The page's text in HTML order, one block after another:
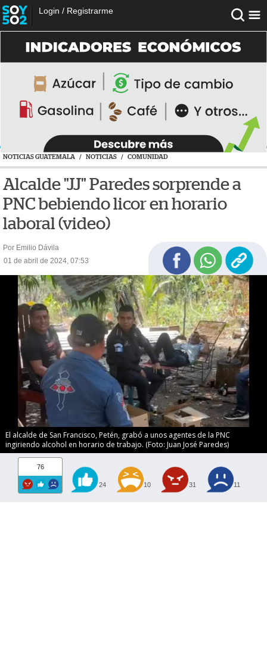
Login / Registrarme
NOTICIAS GUATEMALA / NOTICIAS / COMUNIDAD
Alcalde "JJ" Paredes sorprende a
PNC bebiendo licor en horario
laboral (video)
Por Emilio Dávila
01 de abril de 2024, 07:53
El alcalde de San Francisco, Petén, grabó a unos agentes de la PNC
ingiriendo alcohol en horario de trabajo. (Foto: Juan José Paredes)
76
24 10 31 11